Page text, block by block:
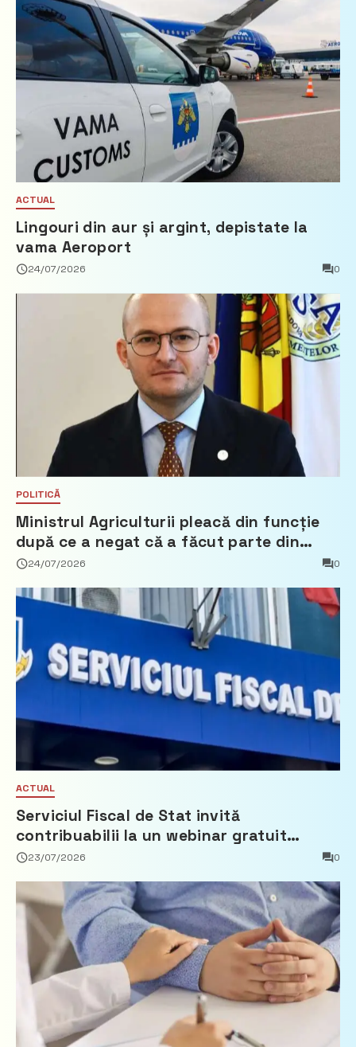
ACTUAL
Lingouri din aur și argint, depistate la
vama Aeroport
24/07/2026 0
POLITICĂ
Ministrul Agriculturii pleacă din funcție
după ce a negat că a făcut parte din
Partidul Democrat
24/07/2026 0
ACTUAL
Serviciul Fiscal de Stat invită
contribuabilii la un webinar gratuit
privind calculul impozitului pe bunurile
23/07/2026 0